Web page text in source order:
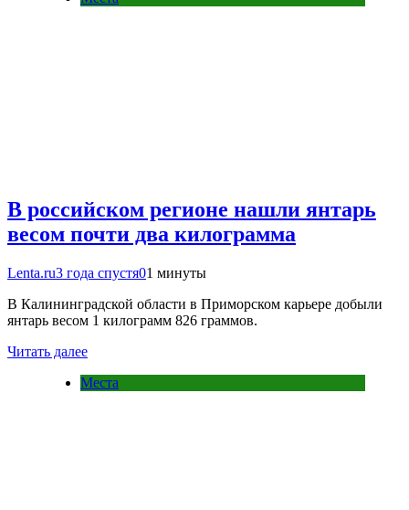
В российском регионе нашли янтарь
весом почти два килограмма
Lenta.ru3 года спустя01 минуты
В Калининградской области в Приморском карьере добыли
янтарь весом 1 килограмм 826 граммов.
Читать далее
Места